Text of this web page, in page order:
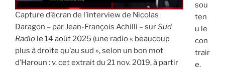
Capture d’écran de l’interview de Nicolas
Daragon – par Jean-François Achilli – surSud
Radio le 14 août 2025 (une radio « beaucoup
plus à droite qu’au sud », selon un bon mot
d’Haroun : v. cet extrait du 21 nov. 2019, à partir
sou
ten
u le
con
trair
e,